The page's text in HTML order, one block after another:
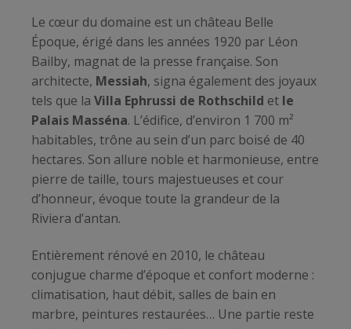
Le cœur du domaine est un château Belle
Époque, érigé dans les années 1920 par Léon
Bailby, magnat de la presse française. Son
architecte, Messiah, signa également des joyaux
tels que la Villa Ephrussi de Rothschild et le
Palais Masséna. L’édifice, d’environ 1 700 m²
habitables, trône au sein d’un parc boisé de 40
hectares. Son allure noble et harmonieuse, entre
pierre de taille, tours majestueuses et cour
d’honneur, évoque toute la grandeur de la
Riviera d’antan.
Entièrement rénové en 2010, le château
conjugue charme d’époque et confort moderne :
climatisation, haut débit, salles de bain en
marbre, peintures restaurées… Une partie reste